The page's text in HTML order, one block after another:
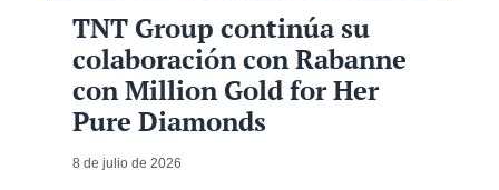
TNT Group continúa su
colaboración con Rabanne
con Million Gold for Her
Pure Diamonds
8 de julio de 2026